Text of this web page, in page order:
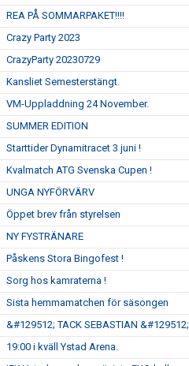
REA PÅ SOMMARPAKET!!!!
Crazy Party 2023
CrazyParty 20230729
Kansliet Semesterstängt.
VM-Uppladdning 24 November.
SUMMER EDITION
Starttider Dynamitracet 3 juni !
Kvalmatch ATG Svenska Cupen !
UNGA NYFÖRVÄRV
Öppet brev från styrelsen
NY FYSTRÄNARE
Påskens Stora Bingofest !
Sorg hos kamraterna !
Sista hemmamatchen för säsongen
&#129512; TACK SEBASTIAN &#129512;
19:00 i kväll Ystad Arena.